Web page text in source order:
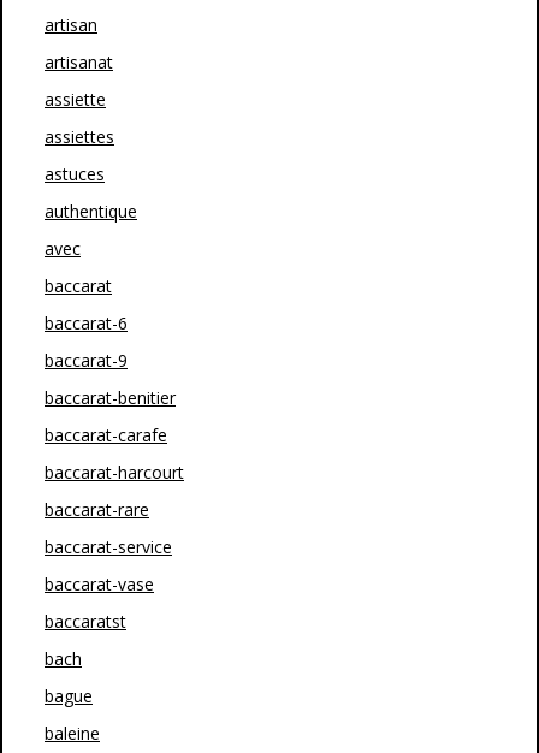
artisan
artisanat
assiette
assiettes
astuces
authentique
avec
baccarat
baccarat-6
baccarat-9
baccarat-benitier
baccarat-carafe
baccarat-harcourt
baccarat-rare
baccarat-service
baccarat-vase
baccaratst
bach
bague
baleine